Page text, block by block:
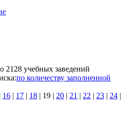
2128 учебных заведений
по количеству заполненной
16 | 17 | 18 | 19 | 20 | 21 | 22 | 23 | 24 |